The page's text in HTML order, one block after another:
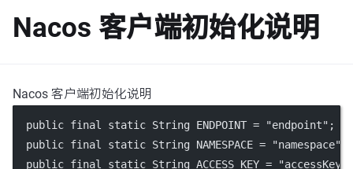
Nacos 客户端初始化说明
Nacos 客户端初始化说明
  public final static String ENDPOINT = "endpoint";
  public final static String NAMESPACE = "namespace";
  public final static String ACCESS_KEY = "accessKey";